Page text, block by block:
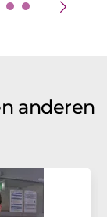
anderen